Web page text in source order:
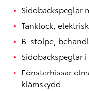
Sidobackspeglar
Tanklock,
B-stolpe,
Sidobackspeglar
Fönsterhissar
klämskydd